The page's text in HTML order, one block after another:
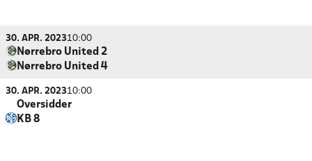
30. APR. 202310:00
Nørrebro United 2
Nørrebro United 4
30. APR. 202310:00
Oversidder
KB 8